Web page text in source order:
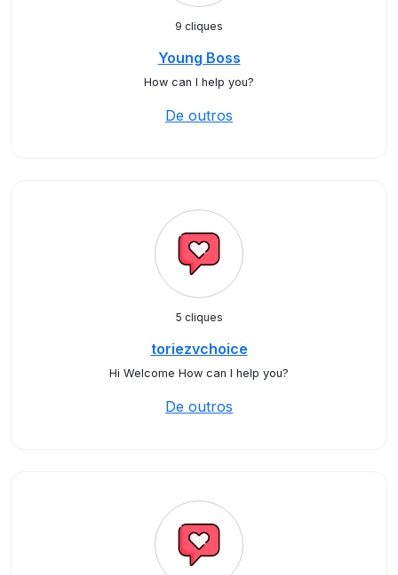
9 cliques
Young Boss
How can I help you?
De outros
5 cliques
toriezvchoice
Hi Welcome How can I help you?
De outros